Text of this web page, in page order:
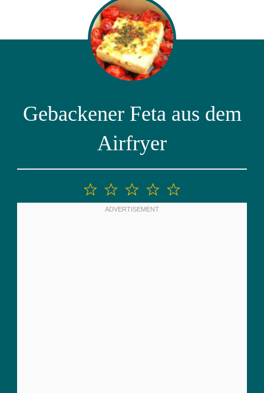
Gebackener Feta aus dem
Airfryer
5
4
Sterne
3
Sterne
2
Sterne
1
Stern